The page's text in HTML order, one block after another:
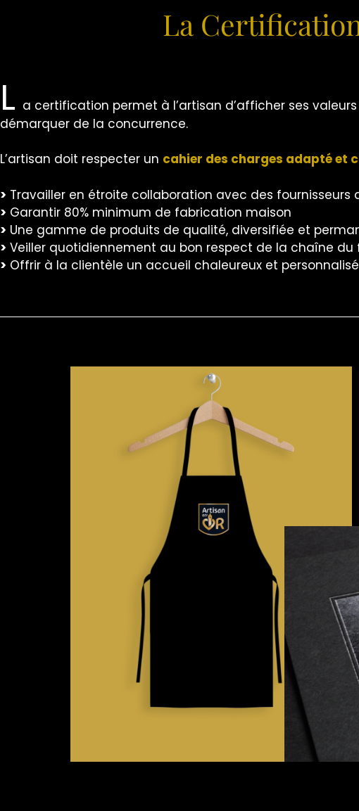
La
L a certification permet à l’artisan d’afficher ses
démarquer de la concurrence.
L’artisan doit respecter un cahier des charges adapté et
> Travailler en étroite collaboration avec des fournisseurs
> Garantir 80% minimum de fabrication maison
> Une gamme de produits de qualité, diversifiée et
> Veiller quotidiennement au bon respect de la chaîne du
> Offrir à la clientèle un accueil chaleureux et